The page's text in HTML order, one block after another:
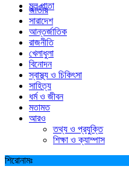
মুল পাতা
জাতীয়
সারাদেশ
আন্তর্জাতিক
রাজনীতি
খেলাধুলা
বিনোদন
স্বাস্থ্য ও চিকিৎসা
সাহিত্য
ধর্ম ও জীবন
মতামত
আরও
তথ্য ও প্রযুক্তি
শিক্ষা ও ক্যাম্পাস
শিরোনামঃ